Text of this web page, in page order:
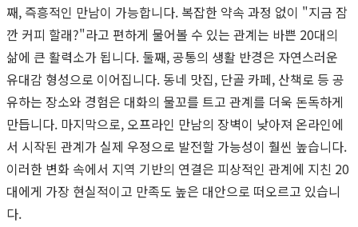
째, 즉흥적인 만남이 가능합니다. 복잡한 약속 과정 없이 "지금 잠
깐 커피 할래?"라고 편하게 물어볼 수 있는 관계는 바쁜 20대의
삶에 큰 활력소가 됩니다. 둘째, 공통의 생활 반경은 자연스러운
유대감 형성으로 이어집니다. 동네 맛집, 단골 카페, 산책로 등 공
유하는 장소와 경험은 대화의 물꼬를 트고 관계를 더욱 돈독하게
만듭니다. 마지막으로, 오프라인 만남의 장벽이 낮아져 온라인에
서 시작된 관계가 실제 우정으로 발전할 가능성이 훨씬 높습니다.
이러한 변화 속에서 지역 기반의 연결은 피상적인 관계에 지친 20
대에게 가장 현실적이고 만족도 높은 대안으로 떠오르고 있습니
다.